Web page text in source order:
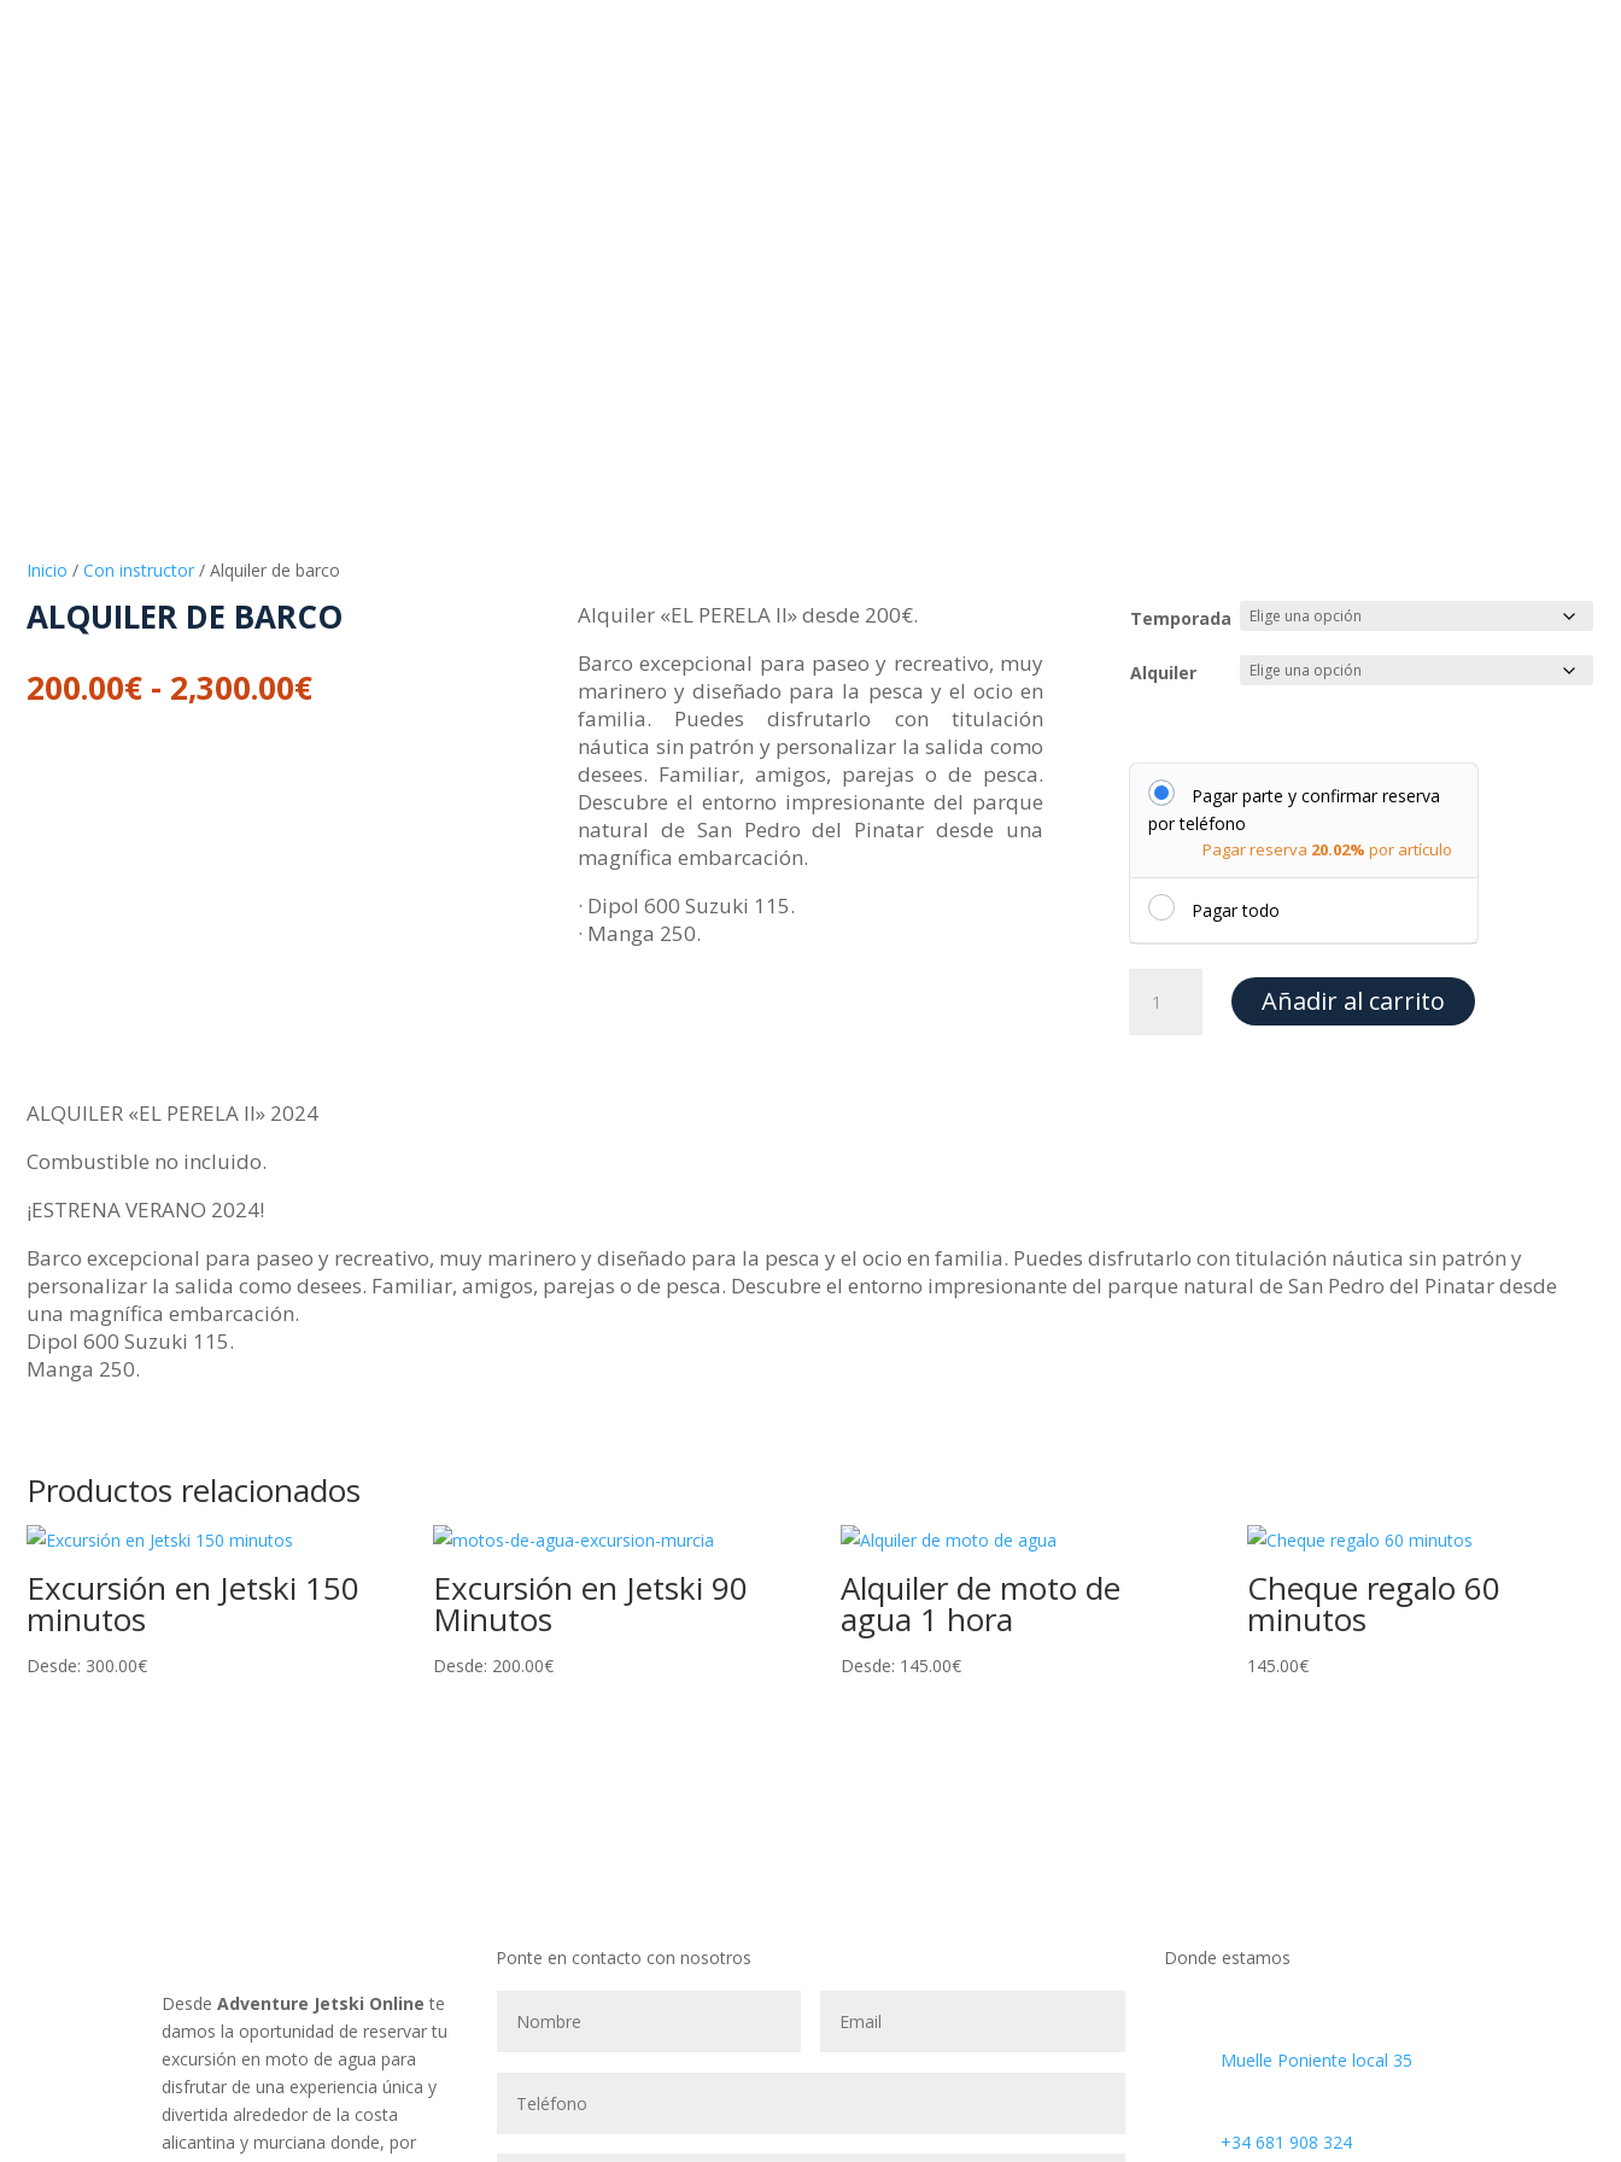
Inicio / Con instructor / Alquiler de barco
ALQUILER DE BARCO
200.00€ - 2,300.00€Rango
Alquiler «EL PERELA II» desde 200€.
Barco excepcional para paseo y recreativo, muy
marinero y diseñado para la pesca y el ocio en
familia. Puedes disfrutarlo con titulación
náutica sin patrón y personalizar la salida como
desees. Familiar, amigos, parejas o de pesca.
Descubre el entorno impresionante del parque
natural de San Pedro del Pinatar desde una
magnífica embarcación.
· Dipol 600 Suzuki 115.
· Manga 250.
Temporada
Alquiler
Pagar parte y confirmar reserva
por teléfono
Pagar reserva 20.02% por artículo
Pagar todo
Añadir al carrito
ALQUILER «EL PERELA II» 2024
Combustible no incluido.
¡ESTRENA VERANO 2024!
Barco excepcional para paseo y recreativo, muy marinero y diseñado para la pesca y el ocio en familia. Puedes disfrutarlo con titulación náutica sin patrón y
personalizar la salida como desees. Familiar, amigos, parejas o de pesca. Descubre el entorno impresionante del parque natural de San Pedro del Pinatar desde
una magnífica embarcación.
Dipol 600 Suzuki 115.
Manga 250.
Productos relacionados
Excursión en Jetski 150
minutos
Desde: 300.00€
Excursión en Jetski 90
Minutos
Desde: 200.00€
Alquiler de moto de
agua 1 hora
Desde: 145.00€
Cheque regalo 60
minutos
145.00€
DesdeAdventure Jetski Onlinete
damos la oportunidad de reservar tu
excursión en moto de agua para
disfrutar de una experiencia única y
divertida alrededor de la costa
alicantina y murciana donde, por
Ponte en contacto con nosotros Donde estamos
Muelle Poniente local 35
+34 681 908 324